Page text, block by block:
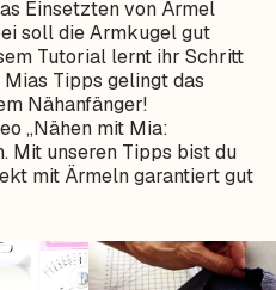
Einsetzten von Ärmel
soll die Armkugel gut
Tutorial lernt ihr Schritt
Tipps gelingt das
Nähanfänger!
„Nähen mit Mia:
Mit unseren Tipps bist du
mit Ärmeln garantiert gut